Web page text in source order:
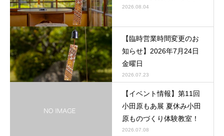
2026.08.04
【臨時営業時間変更のお
知らせ】2026年7月24日
金曜日
2026.07.23
【イベント情報】第11回
小田原もあ展 夏休み小田
原ものづくり体験教室！
2026.07.08